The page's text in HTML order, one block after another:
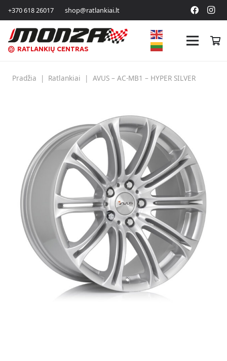
+370 618 26017 shop@ratlankiai.lt
RATLANKIŲ CENTRAS
Pradžia | Ratlankiai | AVUS – AC-MB1 – HYPER SILVER